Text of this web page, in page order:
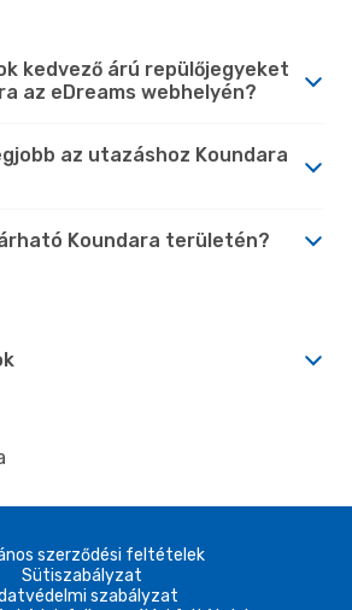
kedvező árú repülőjegyeket
az eDreams webhelyén?
az utazáshoz Koundara
Koundara területén?
szerződési feltételek
Sütiszabályzat
szabályzat